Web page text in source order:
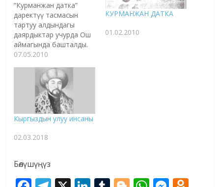
“Курманжан датка”
даректүү тасмасын
тартуу алдындагы
даярдыктар учурда Ош
аймагында башталды.
Тасманын режиссеру,
Замир Эралиев
“Азаттыктын”
суроолоруна жооп
берди. - Учурда Ош
аймагынын кай
жерлеринде болуп
жатасыздар? Кандай
иштер жүрүп жатат? -
чоң иш башталып
датка апабыз тууралуу
07.05.2010
КУРМАНЖАН ДАТКА
01.02.2010
Кыргыздын улуу инсаны
02.03.2018
Бөлүшүңүз